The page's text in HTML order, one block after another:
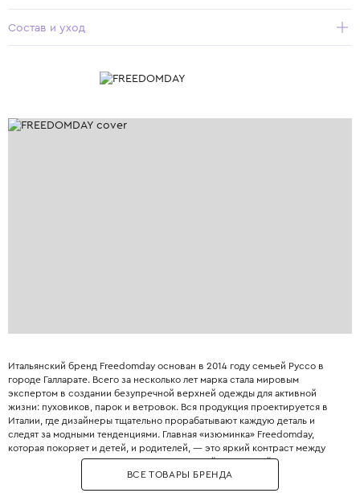
Состав и уход
Итальянский бренд Freedomday основан в 2014 году семьей Руссо в
городе Галларате. Всего за несколько лет марка стала мировым
экспертом в создании безупречной верхней одежды для активной
жизни: пуховиков, парок и ветровок. Вся продукция проектируется в
Италии, где дизайнеры тщательно прорабатывают каждую деталь и
следят за модными тенденциями. Главная «изюминка» Freedomday,
которая покоряет и детей, и родителей, — это яркий контраст между
сдержанным верхом и невероятно красивой подкладкой. Внутри
каждой куртки или комбинезона скрываются выразительные
фотопринты с природными ландшафтами и сюжетами, вдохновленными
ВСЕ ТОВАРЫ БРЕНДА